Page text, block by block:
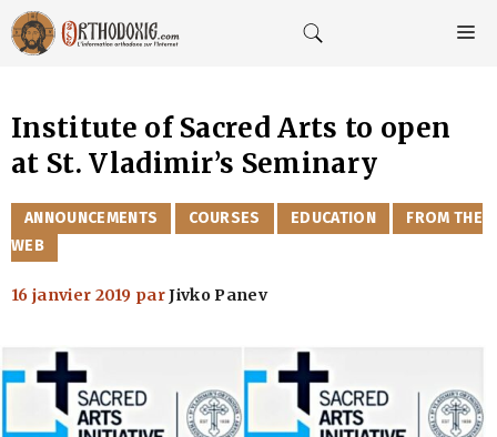
Aller
au
contenu
Institute of Sacred Arts to open
at St. Vladimir’s Seminary
CATÉGORIES
ANNOUNCEMENTS COURSES EDUCATION
FROM THE
WEB
16 janvier 2019 parJivko Panev